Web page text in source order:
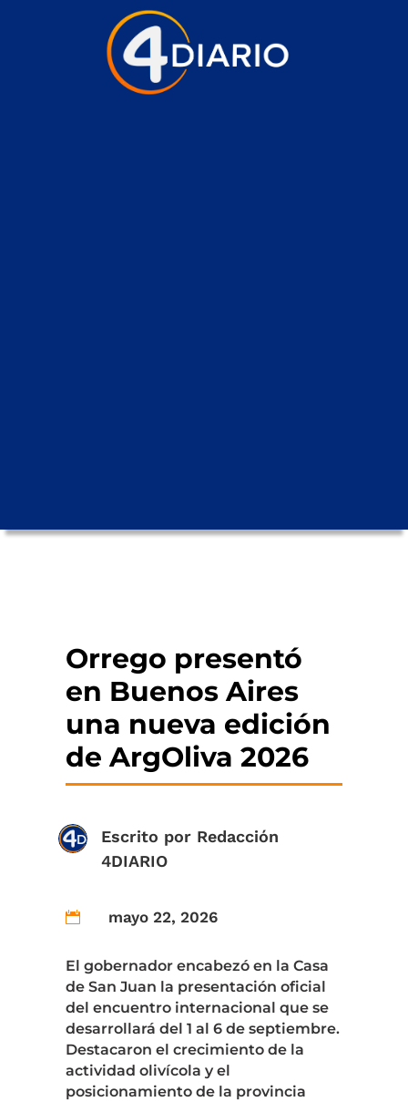
Orrego presentó
en Buenos Aires
una nueva edición
de ArgOliva 2026
Escrito por Redacción
4DIARIO
 mayo 22, 2026
El gobernador encabezó en la Casa
de San Juan la presentación oficial
del encuentro internacional que se
desarrollará del 1 al 6 de septiembre.
Destacaron el crecimiento de la
actividad olivícola y el
posicionamiento de la provincia